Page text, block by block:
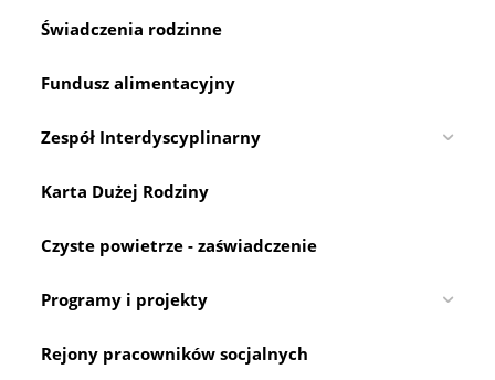
Świadczenia rodzinne
Fundusz alimentacyjny
Zespół Interdyscyplinarny
Karta Dużej Rodziny
Czyste powietrze - zaświadczenie
Programy i projekty
Rejony pracowników socjalnych